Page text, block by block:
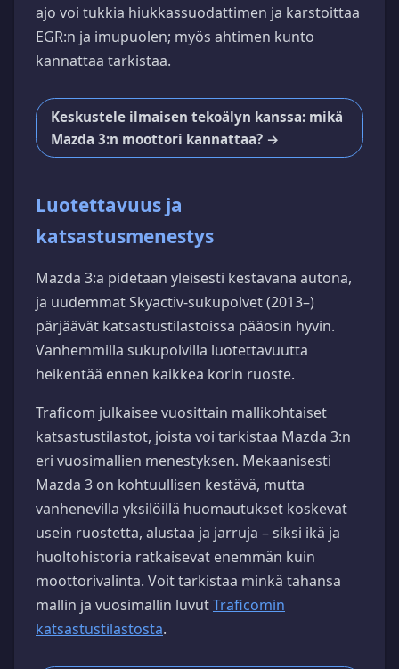
ajo voi tukkia hiukkassuodattimen ja karstoittaa
EGR:n ja imupuolen; myös ahtimen kunto
kannattaa tarkistaa.
Keskustele ilmaisen tekoälyn kanssa: mikä
Mazda 3:n moottori kannattaa? →
Luotettavuus ja
katsastusmenestys
Mazda 3:a pidetään yleisesti kestävänä autona,
ja uudemmat Skyactiv-sukupolvet (2013–)
pärjäävät katsastustilastoissa pääosin hyvin.
Vanhemmilla sukupolvilla luotettavuutta
heikentää ennen kaikkea korin ruoste.
Traficom julkaisee vuosittain mallikohtaiset
katsastustilastot, joista voi tarkistaa Mazda 3:n
eri vuosimallien menestyksen. Mekaanisesti
Mazda 3 on kohtuullisen kestävä, mutta
vanhenevilla yksilöillä huomautukset koskevat
usein ruostetta, alustaa ja jarruja – siksi ikä ja
huoltohistoria ratkaisevat enemmän kuin
moottorivalinta. Voit tarkistaa minkä tahansa
mallin ja vuosimallin luvutTraficomin
katsastustilastosta.